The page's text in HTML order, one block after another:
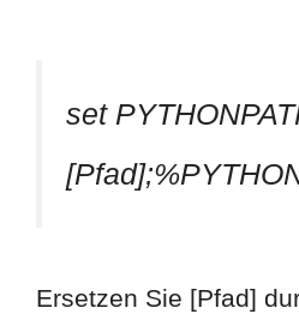
set
Ersetzen Sie [Pfad]